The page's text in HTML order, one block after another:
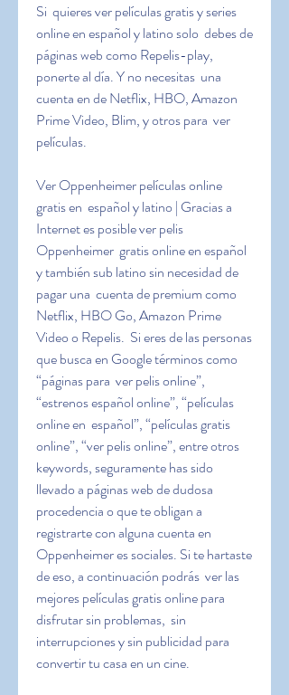
Si  quieres ver películas gratis y series
online en español y latino solo  debes de
páginas web como Repelis-play,
ponerte al día. Y no necesitas  una
cuenta en de Netflix, HBO, Amazon
Prime Video, Blim, y otros para  ver
películas.
Ver Oppenheimer películas online
gratis en  español y latino | Gracias a
Internet es posible ver pelis
Oppenheimer  gratis online en español
y también sub latino sin necesidad de
pagar una  cuenta de premium como
Netflix, HBO Go, Amazon Prime
Video o Repelis.  Si eres de las personas
que busca en Google términos como
“páginas para  ver pelis online”,
“estrenos español online”, “películas
online en  español”, “películas gratis
online”, “ver pelis online”, entre otros
keywords, seguramente has sido
llevado a páginas web de dudosa
procedencia o que te obligan a
registrarte con alguna cuenta en
Oppenheimer es sociales. Si te hartaste
de eso, a continuación podrás  ver las
mejores películas gratis online para
disfrutar sin problemas,  sin
interrupciones y sin publicidad para
convertir tu casa en un cine.